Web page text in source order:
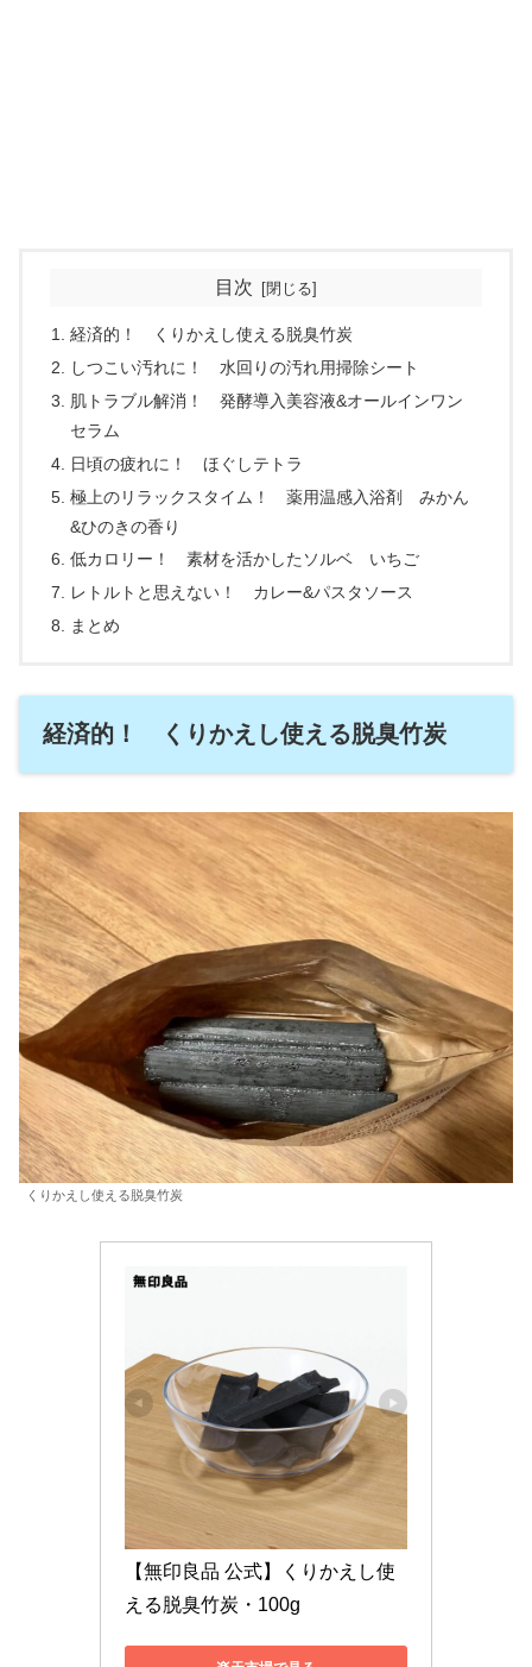
目次
経済的！ くりかえし使える脱臭竹炭
しつこい汚れに！ 水回りの汚れ用掃除シート
肌トラブル解消！ 発酵導入美容液&オールインワン
セラム
日頃の疲れに！ ほぐしテトラ
極上のリラックスタイム！ 薬用温感入浴剤 みかん
&ひのきの香り
低カロリー！ 素材を活かしたソルベ いちご
レトルトと思えない！ カレー&パスタソース
まとめ
経済的！ くりかえし使える脱臭竹炭
くりかえし使える脱臭竹炭
【無印良品 公式】くりかえし使
える脱臭竹炭・100g